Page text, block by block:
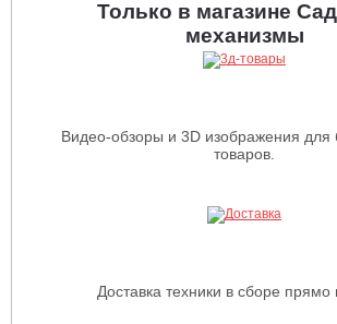
Только в магазине
механизмы
Видео-обзоры и 3D изображения для
товаров.
Доставка техники в сборе прямо